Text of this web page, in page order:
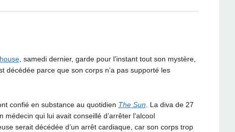
, samedi dernier, garde pour l’instant tout son mystère,
décédée parce que son corps n’a pas supporté les
confié en substance au quotidien The Sun . La diva de 27
médecin qui lui avait conseillé d’arrêter l’alcool
serait décédée d’un arrêt cardiaque, car son corps trop